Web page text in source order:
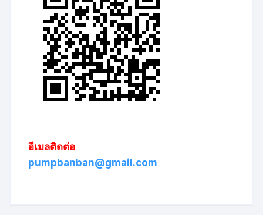
อีเมลติดต่อ
pumpbanban@gmail.com